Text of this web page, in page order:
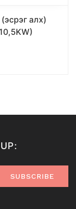
алх)
SUBSCRIBE